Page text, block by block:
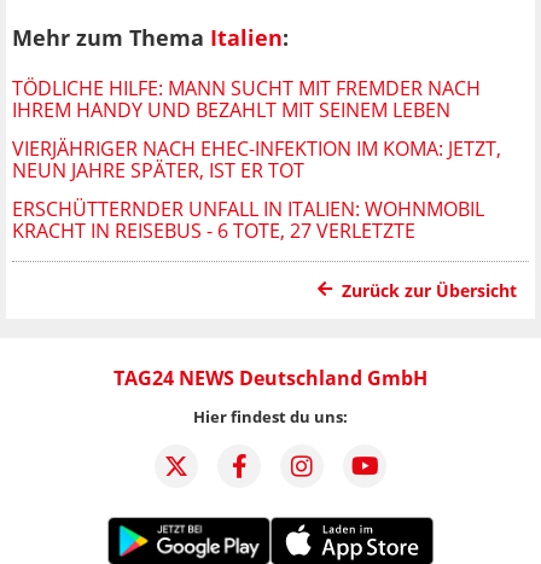
Mehr zum Thema Italien:
TÖDLICHE HILFE: MANN SUCHT MIT FREMDER NACH
IHREM HANDY UND BEZAHLT MIT SEINEM LEBEN
VIERJÄHRIGER NACH EHEC-INFEKTION IM KOMA: JETZT,
NEUN JAHRE SPÄTER, IST ER TOT
ERSCHÜTTERNDER UNFALL IN ITALIEN: WOHNMOBIL
KRACHT IN REISEBUS - 6 TOTE, 27 VERLETZTE
Zurück zur Übersicht
TAG24 NEWS Deutschland GmbH
Hier findest du uns: